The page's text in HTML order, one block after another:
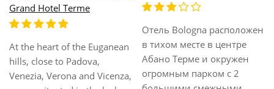
расположен
в центре
окружен
с 2
Terme Bristol Buja
Hotel Bristol Buja in Abano
Terme has 3 outdoor
thermal pools and a luxury
60 kms to the
polo
75 kms to the